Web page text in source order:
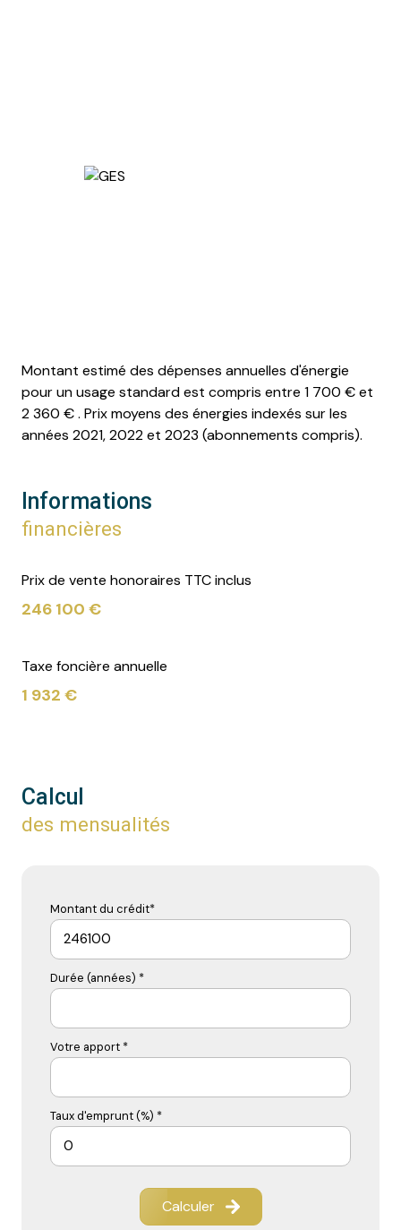
Montant estimé des dépenses annuelles d'énergie
pour un usage standard est compris entre 1 700 € et
2 360 € . Prix moyens des énergies indexés sur les
années 2021, 2022 et 2023 (abonnements compris).
Informations
financières
Prix de vente honoraires TTC inclus
246 100 €
Taxe foncière annuelle
1 932 €
Calcul
des mensualités
Montant du crédit*
Durée (années) *
Votre apport *
Taux d'emprunt (%) *
Calculer